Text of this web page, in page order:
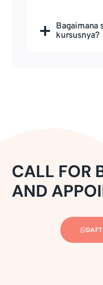
Bagaimana
kursusnya?
CALL FOR
AND